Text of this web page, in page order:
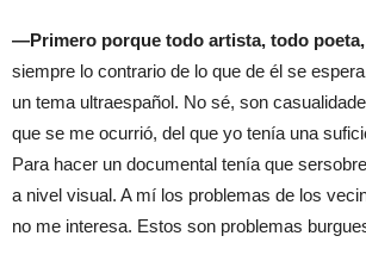
—Primero porque todo artista, todo poeta,
siempre lo contrario de lo que de él se
un tema ultraespañol. No sé, son
que se me ocurrió, del que yo tenía una
Para hacer un documental tenía que
a nivel visual. A mí los problemas de los
no me interesa. Estos son problemas